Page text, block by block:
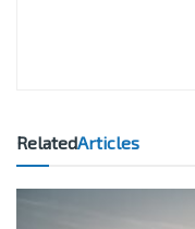
RelatedArticles